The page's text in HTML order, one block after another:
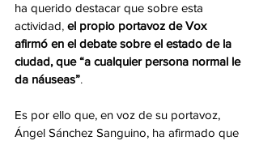
ha querido destacar que sobre esta
actividad, el propio portavoz de Vox
afirmó en el debate sobre el estado de la
ciudad, que “a cualquier persona normal le
da náuseas”.
Es por ello que, en voz de su portavoz,
Ángel Sánchez Sanguino, ha afirmado que